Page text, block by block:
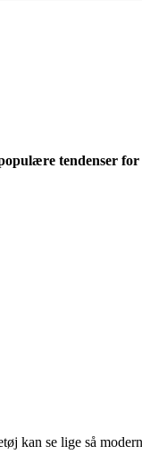
tendenser
kan se lige så